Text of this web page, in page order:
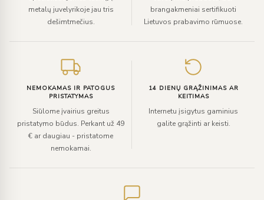
metalų juvelyrikoje jau tris
dešimtmečius.
brangakmeniai sertifikuoti
Lietuvos prabavimo rūmuose.
NEMOKAMAS IR PATOGUS
PRISTATYMAS
Siūlome įvairius greitus
pristatymo būdus. Perkant už 49
€ ar daugiau - pristatome
nemokamai.
14 DIENŲ GRĄŽINIMAS AR
KEITIMAS
Internetu įsigytus gaminius
galite grąžinti ar keisti.